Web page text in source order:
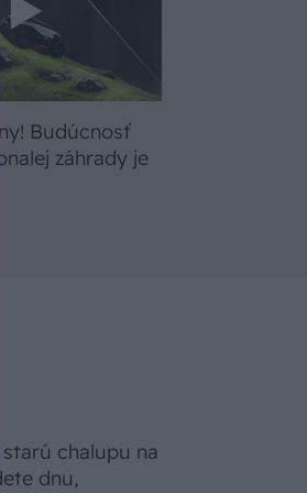
Budúcnosť
záhrady je
starú chalupu na
dnu,